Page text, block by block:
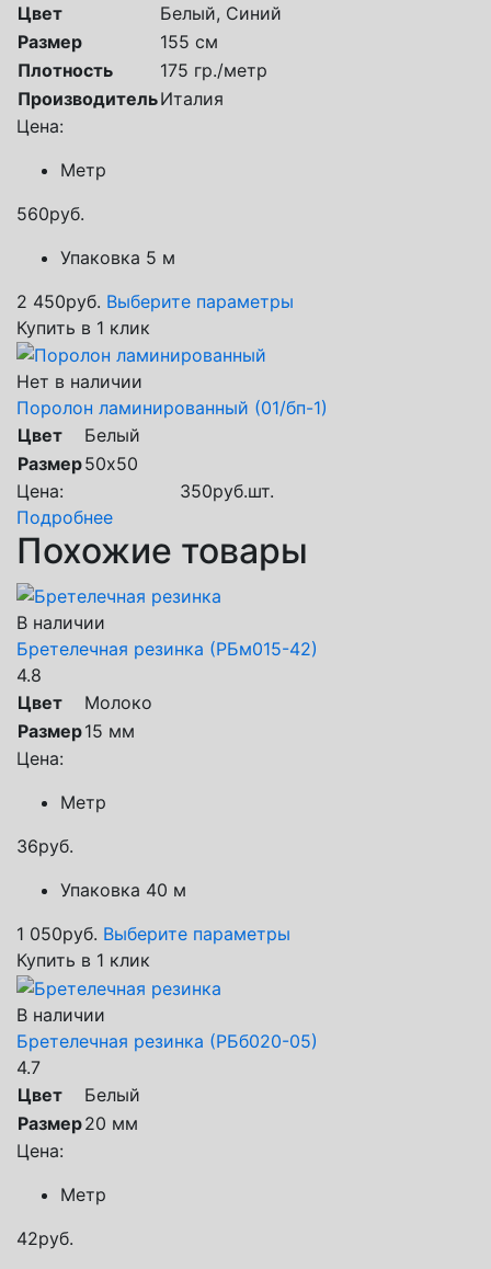
Цвет
Белый, Синий
Размер
155 см
Плотность
175 гр./метр
ПроизводительИталия
Цена:
Метр
560руб.
Упаковка 5 м
2 450руб. Выберите параметры
Купить в 1 клик
Нет в наличии
Поролон ламинированный (01/бп-1)
Цвет
Белый
Размер50х50
Цена:
350руб.шт.
Подробнее
Похожие товары
В наличии
Бретелечная резинка (РБм015-42)
4.8
Цвет
Молоко
Размер15 мм
Цена:
Метр
36руб.
Упаковка 40 м
1 050руб. Выберите параметры
Купить в 1 клик
В наличии
Бретелечная резинка (РБб020-05)
4.7
Цвет
Белый
Размер20 мм
Цена:
Метр
42руб.